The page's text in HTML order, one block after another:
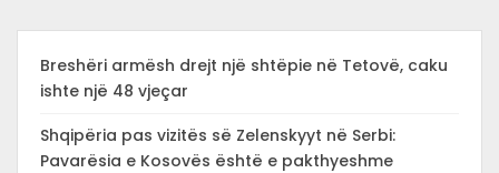
Breshëri armësh drejt një shtëpie në Tetovë, caku
ishte një 48 vjeçar
Shqipëria pas vizitës së Zelenskyyt në Serbi:
Pavarësia e Kosovës është e pakthyeshme